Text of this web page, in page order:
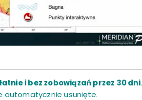
i bez zobowiązań przez 30 dni.
automatycznie usunięte.